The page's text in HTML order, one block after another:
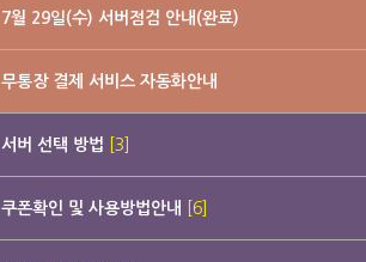
7월 29일(수) 서버점검 안내(완료)
무통장 결제 서비스 자동화안내
서버 선택 방법 [3]
쿠폰확인 및 사용방법안내 [6]